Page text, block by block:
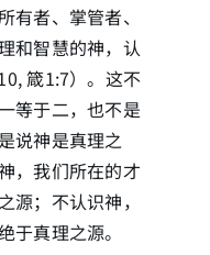
有者、掌管者、
和智慧的神，认
箴1:7）。这不
等于二，也不是
说神是真理之
，我们所在的才
源；不认识神，
于真理之源。